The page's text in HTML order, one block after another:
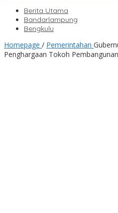
Berita Utama
Bandarlampung
Bengkulu
Homepage / Pemerintahan
Penghargaan Tokoh